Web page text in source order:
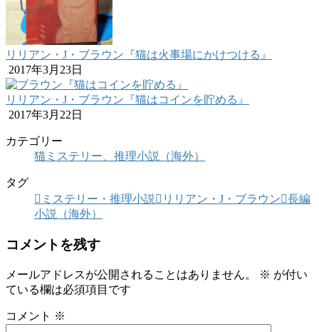
リリアン・J・ブラウン『猫は火事場にかけつける』
2017年3月23日
リリアン・J・ブラウン『猫はコインを貯める』
2017年3月22日
カテゴリー
猫ミステリー、推理小説（海外）
タグ
ミステリー・推理小説
リリアン・J・ブラウン
長編
小説（海外）
コメントを残す
メールアドレスが公開されることはありません。 ※ が付い
ている欄は必須項目です
コメント ※